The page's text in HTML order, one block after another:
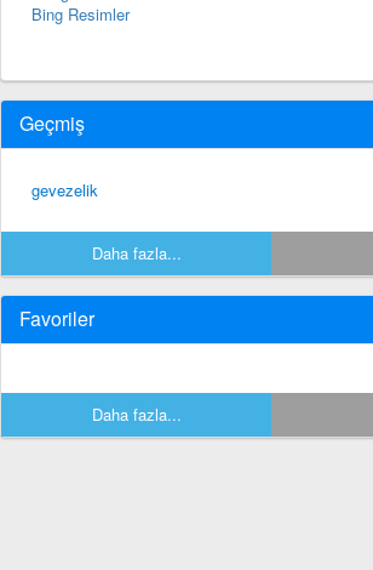
Bing Resimler
Geçmiş
gevezelik
Daha fazla...
Favoriler
Daha fazla...